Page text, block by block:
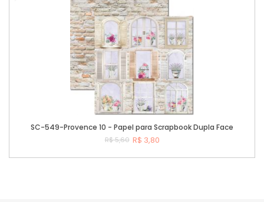
SC-549-Provence 10 - Papel para Scrapbook Dupla Face
R$ 5,60 R$ 3,80